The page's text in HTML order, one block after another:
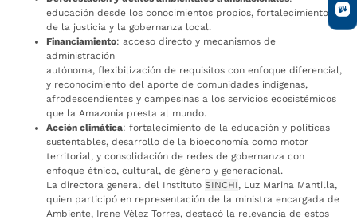
educación desde los conocimientos propios, fortalecimiento
de la justicia y la gobernanza local.
Financiamiento: acceso directo y mecanismos de
administración
autónoma, flexibilización de requisitos con enfoque diferencial,
y reconocimiento del aporte de comunidades indígenas,
afrodescendientes y campesinas a los servicios ecosistémicos
que la Amazonia presta al mundo.
Acción climática: fortalecimiento de la educación y políticas
sustentables, desarrollo de la bioeconomía como motor
territorial, y consolidación de redes de gobernanza con
enfoque étnico, cultural, de género y generacional.
La directora general del Instituto SINCHI, Luz Marina Mantilla,
quien participó en representación de la ministra encargada de
Ambiente, Irene Vélez Torres, destacó la relevancia de estos